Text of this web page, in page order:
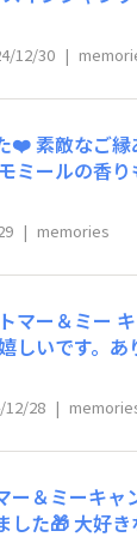
ルク(サンプ
リンスインシ
あがりの保湿
リ★ 初めて
くさんの商品
たくなりまし
12/30 |
❤️ 素敵なご縁
ミールの香
たことなか
| memories
＆ミー キャ
しいです。
いるのでリ
たいと思って
せな気持ちに
12/28 |
ー＆ミーキャ
ィミルクのサ